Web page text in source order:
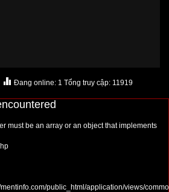
Đang online: 1 Tổng truy cập: 11919
must be an array or an object that implements
public_html/application/views/